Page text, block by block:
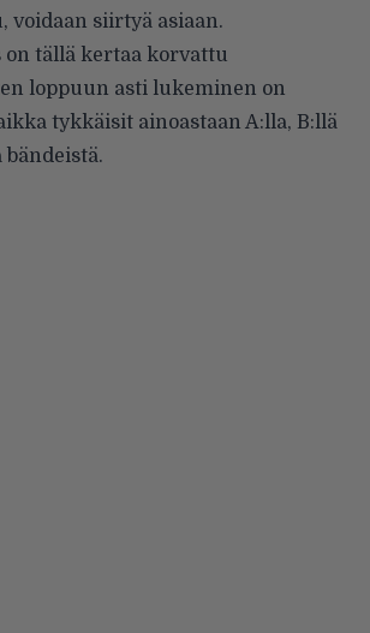
siirtyä asiaan.
on tällä kertaa korvattu
loppuun asti lukeminen on
tykkäisit ainoastaan A:lla, B:llä
bändeistä.